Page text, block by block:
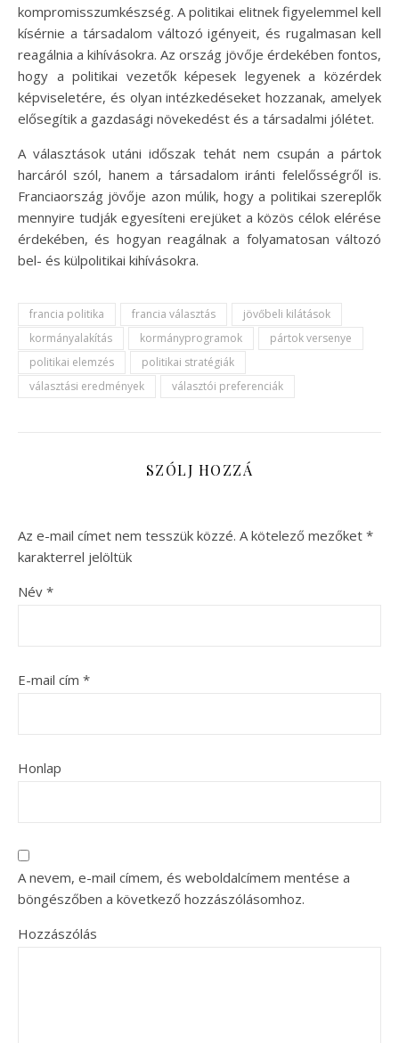
kompromisszumkészség. A politikai elitnek figyelemmel kell
kísérnie a társadalom változó igényeit, és rugalmasan kell
reagálnia a kihívásokra. Az ország jövője érdekében fontos,
hogy a politikai vezetők képesek legyenek a közérdek
képviseletére, és olyan intézkedéseket hozzanak, amelyek
elősegítik a gazdasági növekedést és a társadalmi jólétet.
A választások utáni időszak tehát nem csupán a pártok
harcáról szól, hanem a társadalom iránti felelősségről is.
Franciaország jövője azon múlik, hogy a politikai szereplők
mennyire tudják egyesíteni erejüket a közös célok elérése
érdekében, és hogyan reagálnak a folyamatosan változó
bel- és külpolitikai kihívásokra.
francia politika francia választás
jövőbeli kilátások
kormányalakítás
kormányprogramok
pártok versenye
politikai elemzés
politikai stratégiák
választási eredmények
választói preferenciák
SZÓLJ HOZZÁ
Az e-mail címet nem tesszük közzé. A kötelező mezőket *
karakterrel jelöltük
Név *
E-mail cím *
Honlap
A nevem, e-mail címem, és weboldalcímem mentése a
böngészőben a következő hozzászólásomhoz.
Hozzászólás